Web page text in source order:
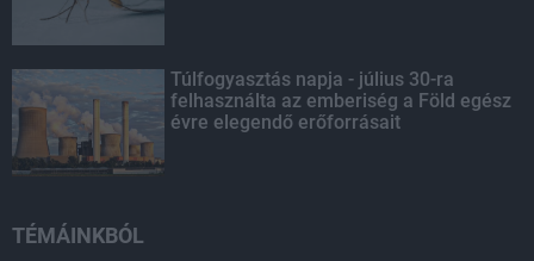
Túlfogyasztás napja - július 30-ra
felhasználta az emberiség a Föld egész
évre elegendő erőforrásait
TÉMÁINKBÓL